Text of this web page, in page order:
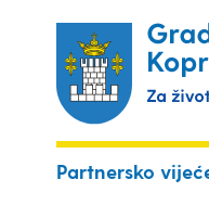
Partnersko